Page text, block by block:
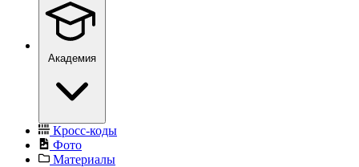
Академия
Кросс-коды
Фото
Материалы